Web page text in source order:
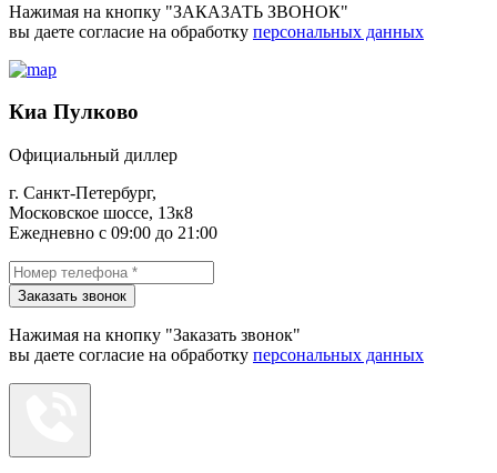
Нажимая на кнопку "ЗАКАЗАТЬ ЗВОНОК"
вы даете согласие на обработку персональных данных
Киа Пулково
Официальный диллер
г. Санкт-Петербург,
Московское шоссе, 13к8
Ежедневно с 09:00 до 21:00
Заказать звонок
Нажимая на кнопку "Заказать звонок"
вы даете согласие на обработку персональных данных